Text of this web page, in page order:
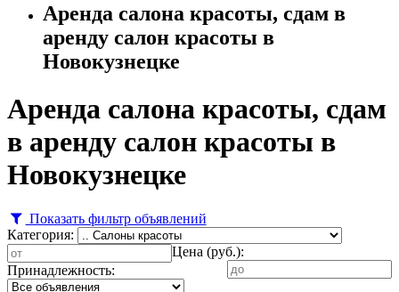
Аренда салона красоты, сдам в
аренду салон красоты в
Новокузнецке
Аренда салона красоты, сдам
в аренду салон красоты в
Новокузнецке
Показать фильтр объявлений
Категория:
Цена (руб.):
Принадлежность: